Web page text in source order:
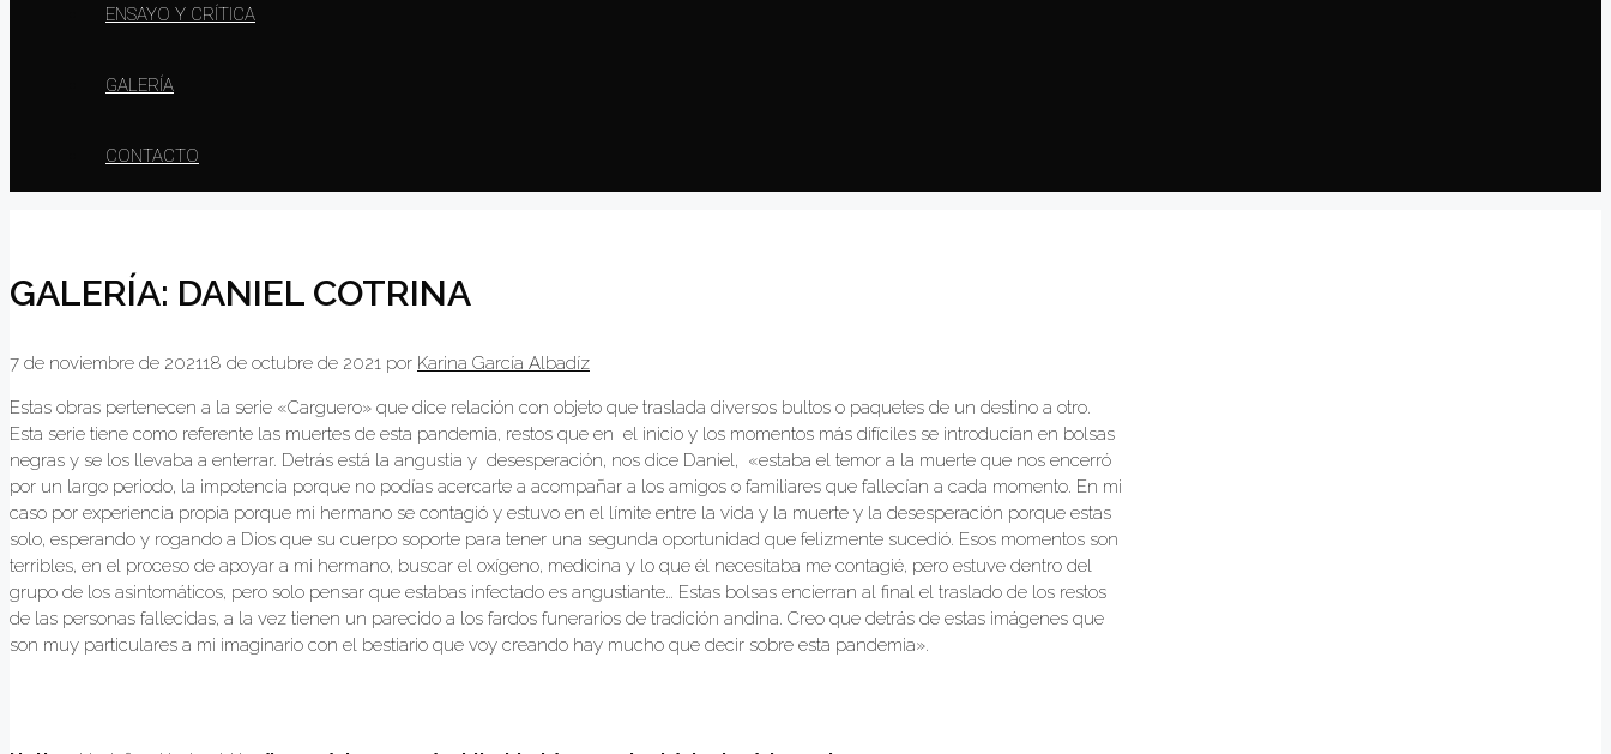
ENSAYO Y CRÍTICA
GALERÍA
CONTACTO
GALERÍA: DANIEL COTRINA
7 de noviembre de 202118 de octubre de 2021 por Karina García Albadíz
Estas obras pertenecen a la serie «Carguero» que dice relación con objeto que traslada diversos bultos o paquetes de un destino a otro.
Esta serie tiene como referente las muertes de esta pandemia, restos que en el inicio y los momentos más difíciles se introducían en bolsas
negras y se los llevaba a enterrar. Detrás está la angustia y desesperación, nos dice Daniel, «estaba el temor a la muerte que nos encerró
por un largo periodo, la impotencia porque no podías acercarte a acompañar a los amigos o familiares que fallecían a cada momento. En mi
caso por experiencia propia porque mi hermano se contagió y estuvo en el límite entre la vida y la muerte y la desesperación porque estas
solo, esperando y rogando a Dios que su cuerpo soporte para tener una segunda oportunidad que felizmente sucedió. Esos momentos son
terribles, en el proceso de apoyar a mi hermano, buscar el oxígeno, medicina y lo que él necesitaba me contagié, pero estuve dentro del
grupo de los asintomáticos, pero solo pensar que estabas infectado es angustiante… Estas bolsas encierran al final el traslado de los restos
de las personas fallecidas, a la vez tienen un parecido a los fardos funerarios de tradición andina. Creo que detrás de estas imágenes que
son muy particulares a mi imaginario con el bestiario que voy creando hay mucho que decir sobre esta pandemia».